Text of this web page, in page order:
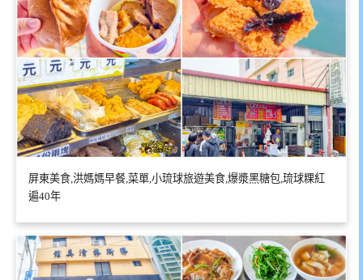
屏東美食,洪媽媽早餐,菜單,小琉球旅遊美食,爆漿黑糖包,琉球粿紅
遍40年